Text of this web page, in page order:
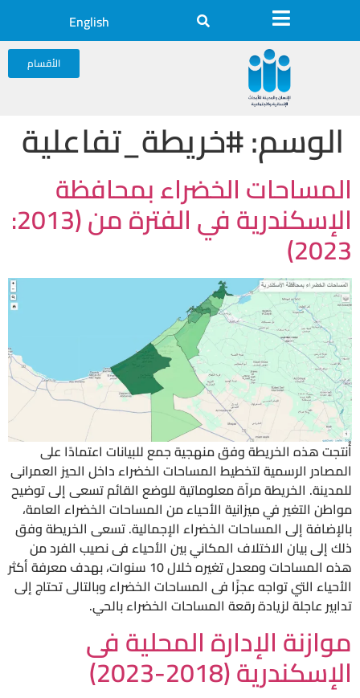
English
الأقسام
الوسم:#خريطة_تفاعلية
المساحات الخضراء بمحافظة
الإسكندرية في الفترة من (2013:
2023)
أُنتجت هذه الخريطة وفق منهجية جمع للبيانات اعتمادًا على
المصادر الرسمية لتخطيط المساحات الخضراء داخل الحيز العمرانى
للمدينة. الخريطة مرآة معلوماتية للوضع القائم تسعى إلى توضيح
مواطن التغير في ميزانية الأحياء من المساحات الخضراء العامة،
بالإضافة إلى المساحات الخضراء الإجمالية. تسعى الخريطة وفق
ذلك إلى بيان الاختلاف المكاني بين الأحياء فى نصيب الفرد من
هذه المساحات ومعدل تغيره خلال 10 سنوات، بهدف معرفة أكثر
الأحياء التي تواجه عجزًا فى المساحات الخضراء وبالتالى تحتاج إلى
تدابير عاجلة لزيادة رقعة المساحات الخضراء بالحي.
موازنة الإدارة المحلية فى
الإسكندرية (2018-2023)